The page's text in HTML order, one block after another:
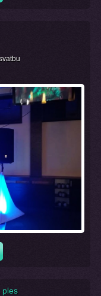
ples